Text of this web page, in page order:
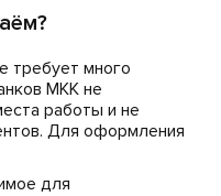
требует много
МКК не
работы и не
Для оформления
для